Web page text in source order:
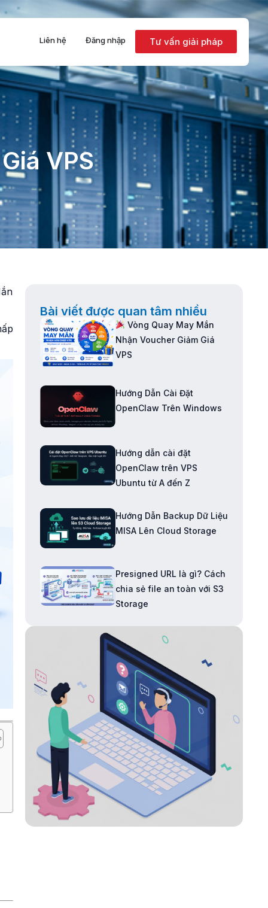
Liên hệ Đăng nhập Tư vấn giải pháp
VPS
Bài viết được quan tâm nhiều
Vòng Quay May Mắn
Nhận Voucher Giảm Giá
VPS
Hướng Dẫn Cài Đặt
OpenClaw Trên Windows
Hướng dẫn cài đặt
OpenClaw trên VPS
Ubuntu từ A đến Z
Hướng Dẫn Backup Dữ Liệu
MISA Lên Cloud Storage
Presigned URL là gì? Cách
chia sẻ file an toàn với S3
Storage